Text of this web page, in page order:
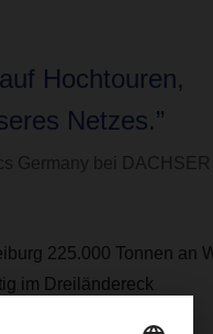
Hochtouren,
Netzes.”
Germany bei DACHSER
225.000 Tonnen an
im Dreiländereck
wird ideale